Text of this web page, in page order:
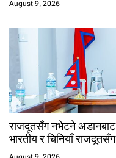
August 9, 2026
राजदूतसँग नभेटने अडानबाट
भारतीय र चिनियाँ